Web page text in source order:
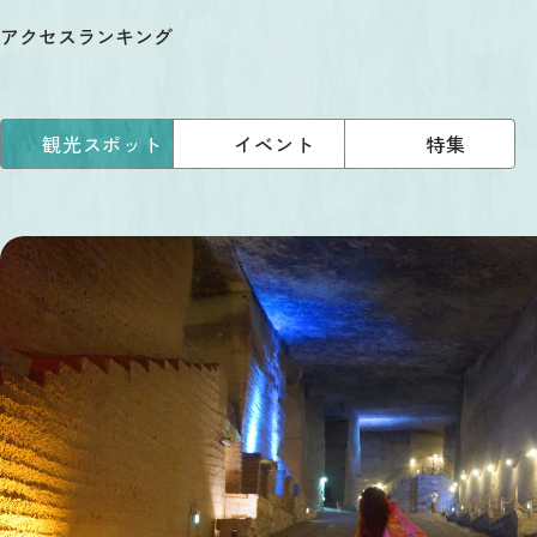
アクセスランキング
観光スポット イベント 特集